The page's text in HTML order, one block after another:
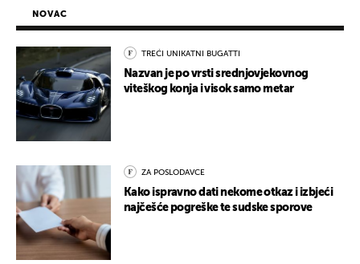
NOVAC
TREĆI UNIKATNI BUGATTI
Nazvan je po vrsti srednjovjekovnog
viteškog konja i visok samo metar
ZA POSLODAVCE
Kako ispravno dati nekome otkaz i izbjeći
najčešće pogreške te sudske sporove